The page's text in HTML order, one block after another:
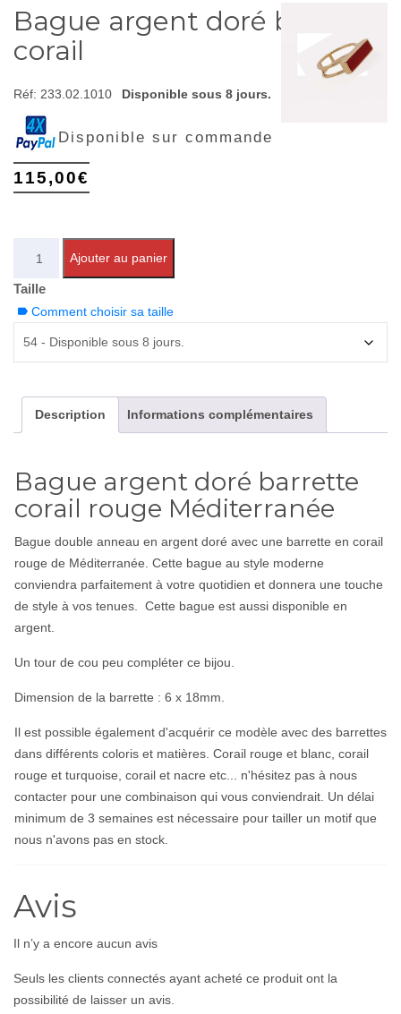
Bague argent doré barrette
corail
Réf: 233.02.1010 Disponible sous 8 jours.
115,00€
Disponible sur commande
Ajouter au panier
Taille
Comment choisir sa taille
Description Informations complémentaires
Bague argent doré barrette
corail rouge Méditerranée
Bague double anneau en argent doré avec une barrette en corail
rouge de Méditerranée. Cette bague au style moderne
conviendra parfaitement à votre quotidien et donnera une touche
de style à vos tenues. Cette bague est aussi disponible en
argent.
Un tour de cou peu compléter ce bijou.
Dimension de la barrette : 6 x 18mm.
Il est possible également d'acquérir ce modèle avec des barrettes
dans différents coloris et matières. Corail rouge et blanc, corail
rouge et turquoise, corail et nacre etc... n'hésitez pas à nous
contacter pour une combinaison qui vous conviendrait. Un délai
minimum de 3 semaines est nécessaire pour tailler un motif que
nous n'avons pas en stock.
Avis
Il n’y a encore aucun avis
Seuls les clients connectés ayant acheté ce produit ont la
possibilité de laisser un avis.